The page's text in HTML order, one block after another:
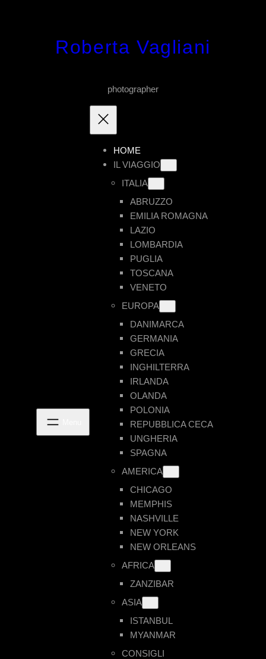
Roberta Vagliani
photographer
HOME
IL VIAGGIO
ITALIA
ABRUZZO
EMILIA ROMAGNA
LAZIO
LOMBARDIA
PUGLIA
TOSCANA
VENETO
EUROPA
DANIMARCA
GERMANIA
GRECIA
INGHILTERRA
IRLANDA
OLANDA
POLONIA
REPUBBLICA CECA
UNGHERIA
SPAGNA
AMERICA
CHICAGO
MEMPHIS
NASHVILLE
NEW YORK
NEW ORLEANS
AFRICA
ZANZIBAR
ASIA
ISTANBUL
MYANMAR
CONSIGLI